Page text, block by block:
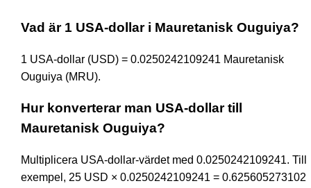
Vad är 1 USA-dollar i Mauretanisk Ouguiya?
1 USA-dollar (USD) = 0.0250242109241 Mauretanisk
Ouguiya (MRU).
Hur konverterar man USA-dollar till
Mauretanisk Ouguiya?
Multiplicera USA-dollar-värdet med 0.0250242109241. Till
exempel, 25 USD × 0.0250242109241 = 0.625605273102